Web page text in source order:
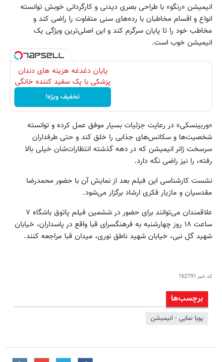
انیمیشن «رنگو» با طراحی بصری دیدنی و کارگردانی خوبش توانسته
انواع و اقسام مخاطبان با رده‌های سنی متفاوت را راضی کند و
مخاطب خود را تا پایان سرگرم کند و این اصلی‌ترین ویژگی یک
انیمیشن خوب است.
پایان دغدغه هزینه های دندان
پزشکی با پک سفید کننده خانگی
تخفیف ویژه!
«وربینسکی» در رعایت جزئیات بسیار موفق عمل کرده و توانسته
شخصیت‌ها و سکانس‌های جذابی را خلق کند و حتی طرفداران
سرسخت ژانر انیمیشن که در دهه گذشته انتظارات‌شان خیلی بالا
رفته، را نیز راضی نگه دارد.
نشست کار‌شناسی این فیلم بعد از نمایش آن با حضور محمدرضا
مقدسیان و مازیار فکری ارشاد برگزار می‌شود.
علاقمندان می‌توانند برای حضور در ششمین فیلم پاتوق باشگاه ۷
ساعت ۱۸ روز چهارشنبه به فرهنگسرای قبا واقع در پاسداران، خیابان
شهید گل نبی، خیابان شهید ناطق نوری، میدان قبا مراجعه کنند.
کد خبر 162791
برچسب‌ها
پویا نمایی - انیمیشن